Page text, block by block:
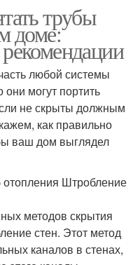
трубы
доме:
любой системы
могут портить
не скрыты должным
как правильно
ваш дом выглядел
Штробление
методов скрытия
стен. Этот метод
каналов в стенах,